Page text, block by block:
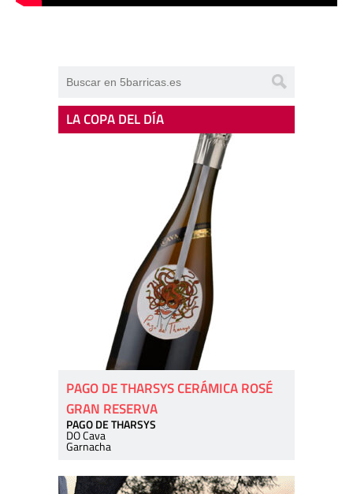
LA COPA DEL DÍA
PAGO DE THARSYS CERÁMICA ROSÉ
GRAN RESERVA
PAGO DE THARSYS
DO Cava
Garnacha